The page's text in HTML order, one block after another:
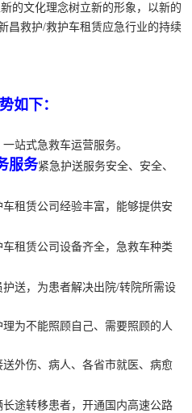
的文化理念树立新的形象，以新的
昌救护/救护车租赁应急行业的持续
如下：
站式急救车运营服务。
服务紧急护送服务安全、安全、
车租赁公司经验丰富，能够提供安
车租赁公司设备齐全，急救车种类
护送，为患者解决出院/转院所需设
为不能照顾自己、需要照顾的人
外伤、病人、各省市就医、病愈
长途转移患者，开通国内高速公路